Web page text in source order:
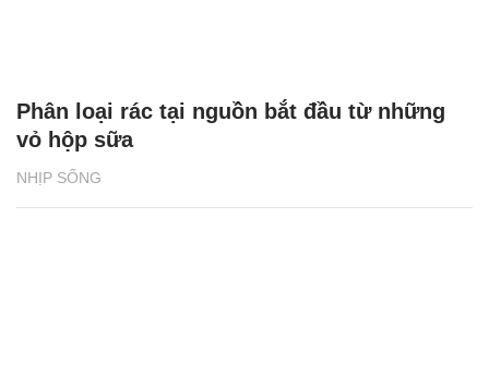
NHỊP SỐNG
Phân loại rác tại nguồn bắt đầu từ những
vỏ hộp sữa